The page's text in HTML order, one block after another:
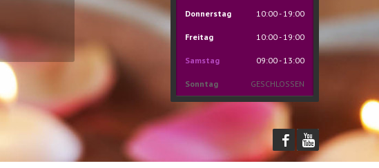
Donnerstag 10:00 - 19:00
Freitag 10:00 - 19:00
Samstag 09:00 - 13:00
Sonntag GESCHLOSSEN